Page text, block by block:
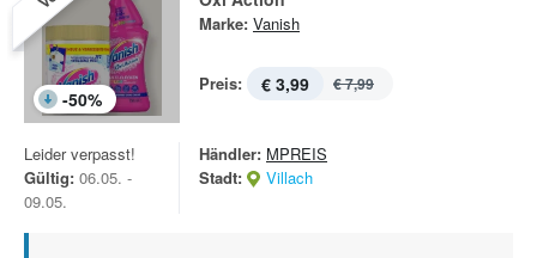
-50%
Marke: Vanish
Preis: € 3,99 € 7,99
Leider verpasst!
Gültig: 06.05. -
09.05.
Händler: MPREIS
Stadt:
Villach